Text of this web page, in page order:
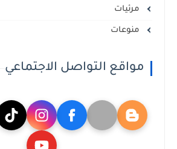
مرئيات
منوعات
مواقع التواصل الاجتماعي